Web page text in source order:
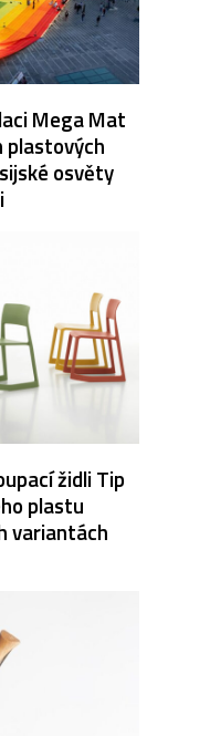
Mega Mat
plastových
osvěty
židli Tip
plastu
variantách